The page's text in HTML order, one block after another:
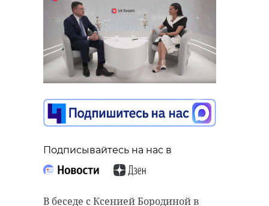
Подписывайтесь на нас в
В беседе с Ксенией Бородиной в
Появились
подробности об
эвакуации в
Ломоносовском
районе Ленобласти
Подписывайтесь на нас в